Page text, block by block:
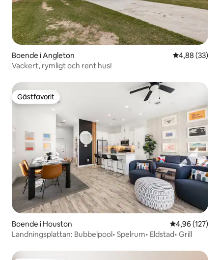
Boende i Angleton 4,88 av 5 i
4,88 (33)
Vackert, rymligt och rent hus!
Gästfavorit
Gästfavorit
Boende i Houston 4,96 av 5 i
4,96 (127)
Landningsplattan: Bubbelpool• Spelrum• Eldstad• Grill